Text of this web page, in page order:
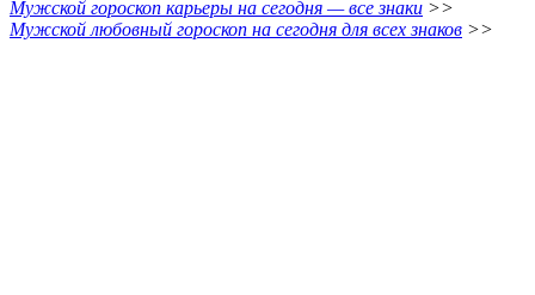
Мужской гороскоп карьеры на сегодня — все знаки >>
Мужской любовный гороскоп на сегодня для всех знаков >>